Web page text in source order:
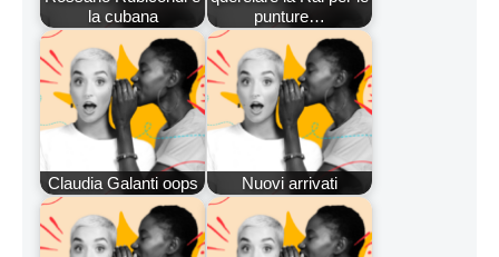
la cubana
punture…
Claudia Galanti oops Nuovi arrivati